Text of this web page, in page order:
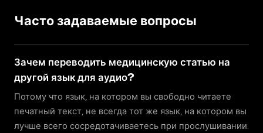
Часто задаваемые вопросы
Зачем переводить медицинскую статью на
другой язык для аудио?
Потому что язык, на котором вы свободно читаете
печатный текст, не всегда тот же язык, на котором вы
лучше всего сосредотачиваетесь при прослушивании.